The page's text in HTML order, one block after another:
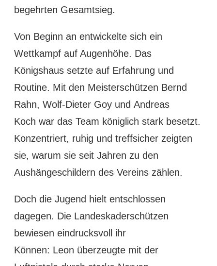
begehrten Gesamtsieg.
Von Beginn an entwickelte sich ein
Wettkampf auf Augenhöhe. Das
Königshaus setzte auf Erfahrung und
Routine. Mit den Meisterschützen Bernd
Rahn, Wolf-Dieter Goy und Andreas
Koch war das Team königlich stark besetzt.
Konzentriert, ruhig und treffsicher zeigten
sie, warum sie seit Jahren zu den
Aushängeschildern des Vereins zählen.
Doch die Jugend hielt entschlossen
dagegen. Die Landeskaderschützen
bewiesen eindrucksvoll ihr
Können: Leon überzeugte mit der